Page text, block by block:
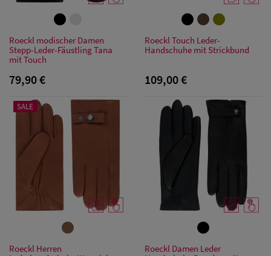
Damen Caps
Roeckl modischer Damen
Stepp-Leder-Fäustling Tana
mit Touch
79,90 €
Roeckl Touch Leder-
Handschuhe mit Strickbund
109,00 €
SALE
Roeckl Herren
Roeckl Damen Leder